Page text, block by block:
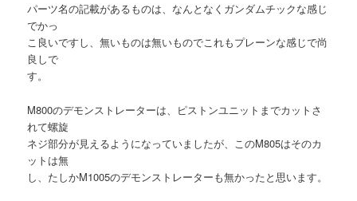
パーツ名の記載があるものは、なんとなくガンダムチックな感じ
でかっ
こ良いですし、無いものは無いものでこれもプレーンな感じで尚
良しで
す。
M800のデモンストレーターは、ピストンユニットまでカットさ
れて螺旋
ネジ部分が見えるようになっていましたが、このM805はそのカ
ットは無
し、たしかM1005のデモンストレーターも無かったと思います。